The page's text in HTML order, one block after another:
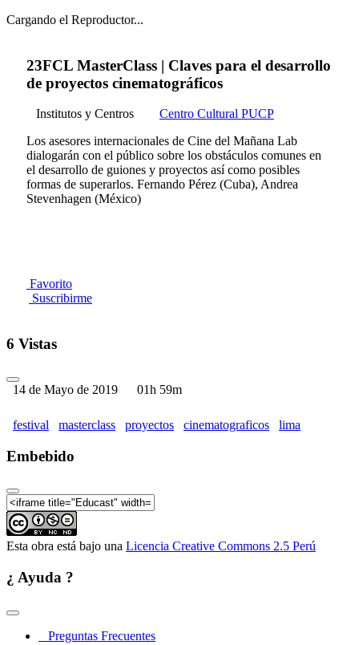
Cargando el Reproductor...
23FCL MasterClass | Claves para el desarrollo
de proyectos cinematográficos
Institutos y Centros
Centro Cultural PUCP
Los asesores internacionales de Cine del Mañana Lab
dialogarán con el público sobre los obstáculos comunes en
el desarrollo de guiones y proyectos así como posibles
formas de superarlos. Fernando Pérez (Cuba), Andrea
Stevenhagen (México)
Favorito
Suscribirme
6 Vistas
14 de Mayo de 2019 01h 59m
festival masterclass proyectos cinematograficos lima
Embebido
Esta obra está bajo una Licencia Creative Commons 2.5 Perú
¿ Ayuda ?
Preguntas Frecuentes